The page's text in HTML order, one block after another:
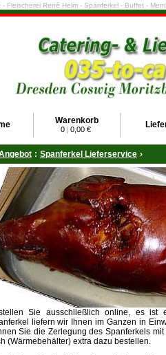
- Fleischerei René Helm - Spanferkel - Buffet -
Warenkorb
0 | 0,00 €
: Spanferkel Lieferservice ›
Sie ausschließlich online, es ist
liefern wir Ihnen im Ganzen in
Sie die Zerlegung des Spanferkels
(Wärmebehälter) extra dazu bestellen.